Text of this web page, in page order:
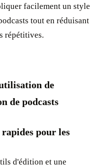
facilement un style
tout en réduisant
répétitives.
de
de podcasts
pour les
d'édition et une